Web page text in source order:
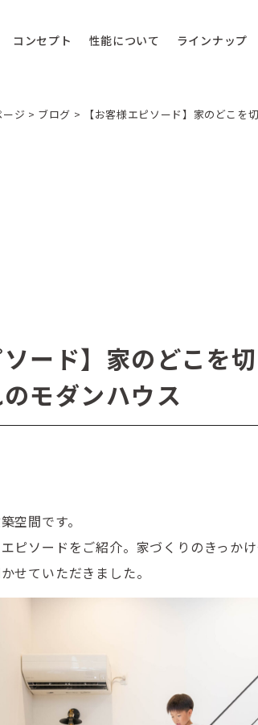
コンセプト 性能について ラインナップ
ージ > ブログ > 【お客様エピソード】家のどこを
ソード】家のどこを
モダンハウス
空間です。
ピソードをご紹介。家づくりのきっか
せていただきました。